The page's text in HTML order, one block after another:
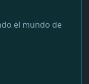
el mundo de